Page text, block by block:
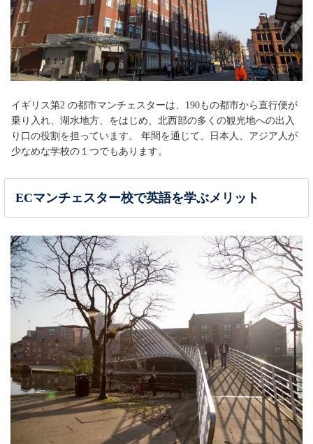
イギリス第2 の都市マンチェスターは、190もの都市から直行便が
乗り入れ、湖水地方、をはじめ、北西部の多くの観光地への出入
り口の役割を担っています。 年間を通じて、日本人、アジア人が
少なめな学校の１つでもあります。
ECマンチェスター校で英語を学ぶメリット